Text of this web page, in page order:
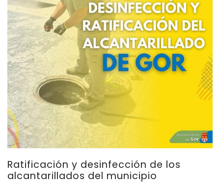
Ratificación y desinfección de los
alcantarillados del municipio